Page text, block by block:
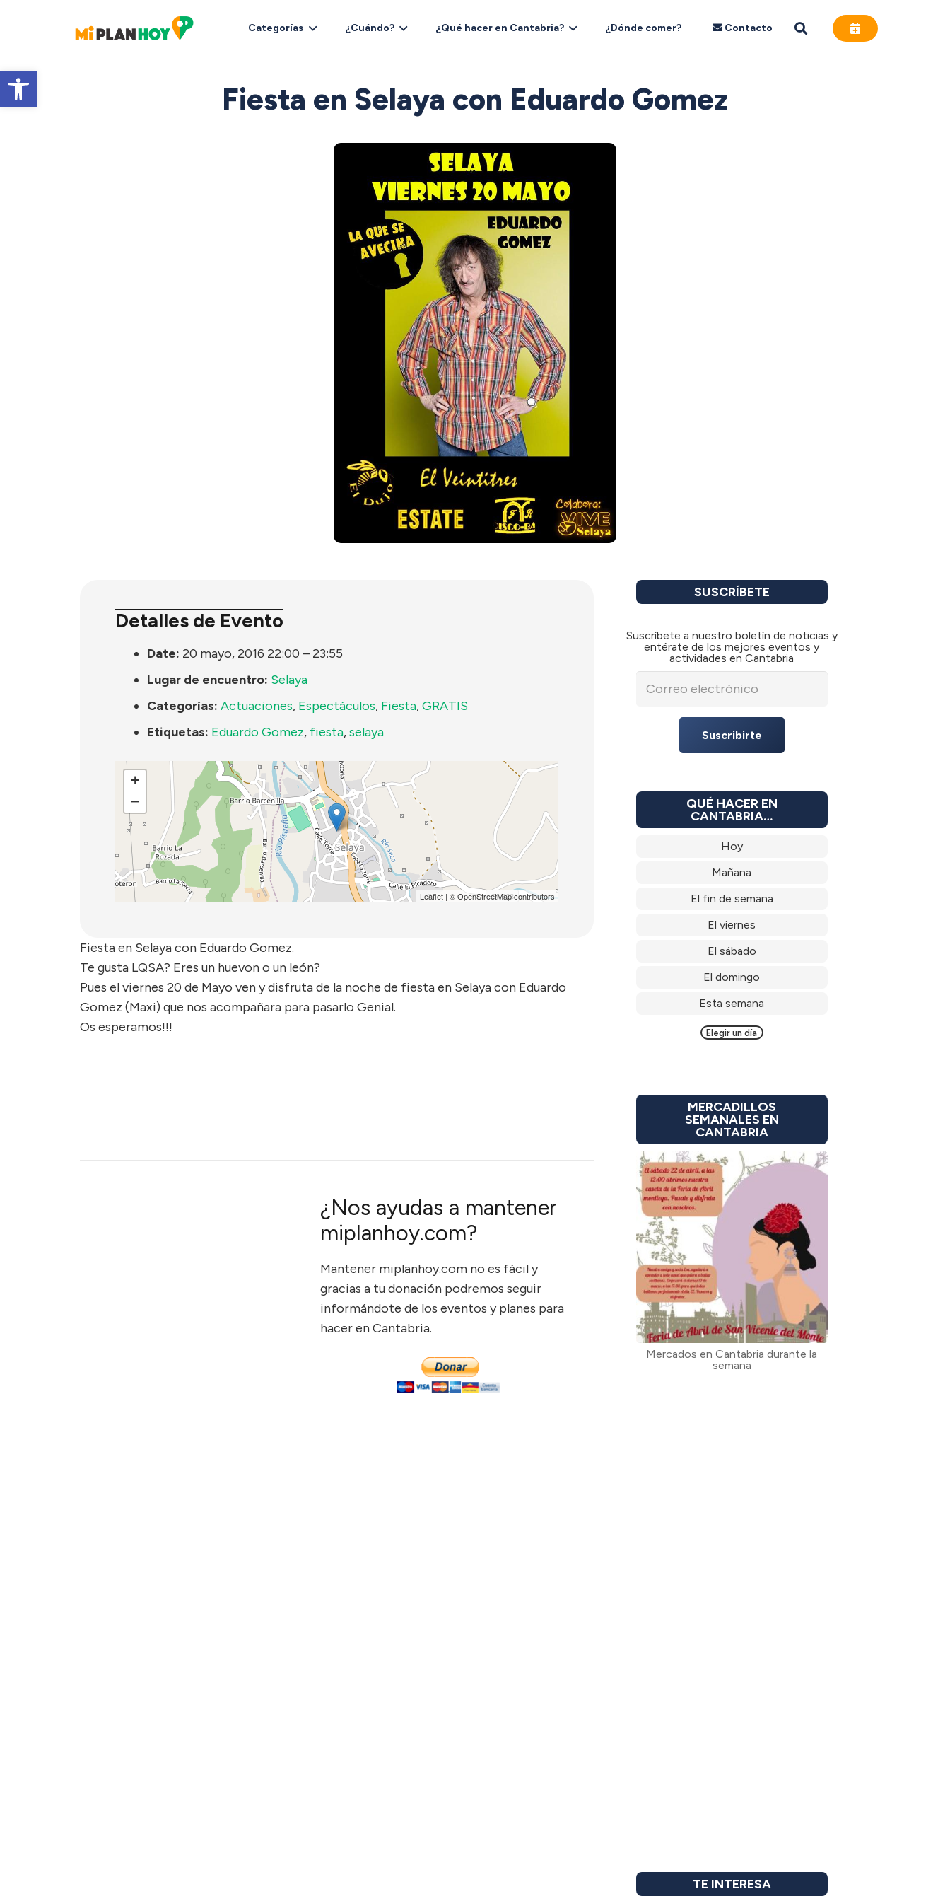
Abrir barra de herramientas
Categorías ¿Cuándo? ¿Qué hacer en Cantabria? ¿Dónde comer? Contacto
Fiesta en Selaya con Eduardo Gomez
Detalles de Evento
Date: 20 mayo, 2016 22:00 –23:55
Lugar de encuentro: Selaya
Categorías: Actuaciones, Espectáculos, Fiesta,GRATIS
Etiquetas: Eduardo Gomez, fiesta,selaya
+
−
Leaflet| ©OpenStreetMapcontributors
Fiesta en Selaya con Eduardo Gomez.
Te gusta LQSA? Eres un huevon o un león?
Pues el viernes 20 de Mayo ven y disfruta de la noche de fiesta en Selaya con Eduardo
Gomez (Maxi) que nos acompañara para pasarlo Genial.
Os esperamos!!!
¿Nos ayudas a mantener
miplanhoy.com?
Mantener miplanhoy.com no es fácil y
gracias a tu donación podremos seguir
informándote de los eventos y planes para
hacer en Cantabria.
SUSCRÍBETE
Suscríbete a nuestro boletín de noticias y
entérate de los mejores eventos y
actividades en Cantabria
Suscribirte
QUÉ HACER EN
CANTABRIA…
Hoy
Mañana
El fin de semana
El viernes
El sábado
El domingo
Esta semana
Elegir un día
MERCADILLOS
SEMANALES EN
CANTABRIA
Mercados en Cantabria durante la
semana
TE INTERESA